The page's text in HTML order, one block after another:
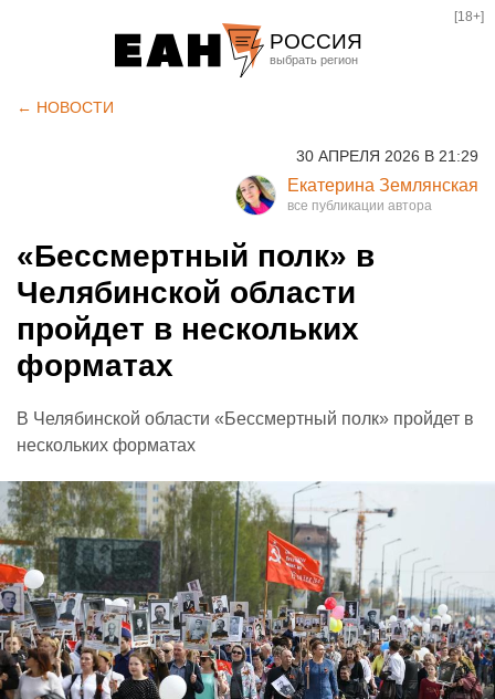
РОССИЯ
Оренбург
[18+]
← НОВОСТИ
30 АПРЕЛЯ 2026 В 21:29
Екатерина Землянская
«Бессмертный полк» в
Челябинской области
пройдет в нескольких
форматах
В Челябинской области «Бессмертный полк» пройдет в
нескольких форматах